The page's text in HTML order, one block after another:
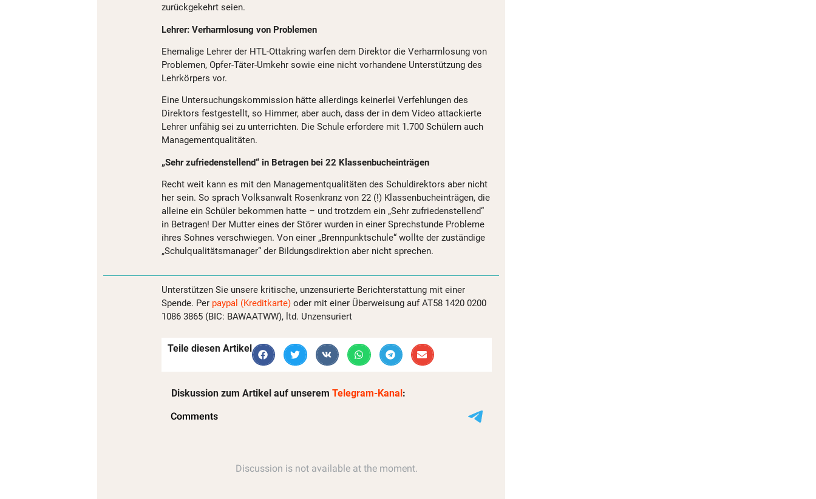
zurückgekehrt seien.
Lehrer: Verharmlosung von Problemen
Ehemalige Lehrer der HTL-Ottakring warfen dem Direktor die Verharmlosung von
Problemen, Opfer-Täter-Umkehr sowie eine nicht vorhandene Unterstützung des
Lehrkörpers vor.
Eine Untersuchungskommission hätte allerdings keinerlei Verfehlungen des
Direktors festgestellt, so Himmer, aber auch, dass der in dem Video attackierte
Lehrer unfähig sei zu unterrichten. Die Schule erfordere mit 1.700 Schülern auch
Managementqualitäten.
„Sehr zufriedenstellend“ in Betragen bei 22 Klassenbucheinträgen
Recht weit kann es mit den Managementqualitäten des Schuldirektors aber nicht
her sein. So sprach Volksanwalt Rosenkranz von 22 (!) Klassenbucheinträgen, die
alleine ein Schüler bekommen hatte – und trotzdem ein „Sehr zufriedenstellend“
in Betragen! Der Mutter eines der Störer wurden in einer Sprechstunde Probleme
ihres Sohnes verschwiegen. Von einer „Brennpunktschule“ wollte der zuständige
„Schulqualitätsmanager“ der Bildungsdirektion aber nicht sprechen.
Unterstützen Sie unsere kritische, unzensurierte Berichterstattung mit einer
Spende. Per paypal (Kreditkarte) oder mit einer Überweisung auf AT58 1420 0200
1086 3865 (BIC: BAWAATWW), ltd. Unzensuriert
Teile diesen Artikel
Diskussion zum Artikel auf unserem Telegram-Kanal: